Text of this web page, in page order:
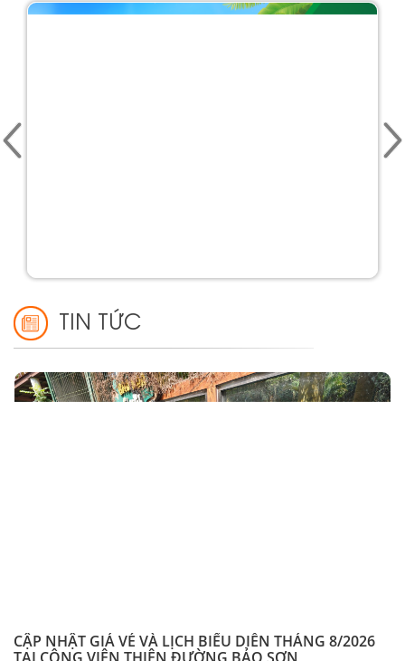
TIN TỨC
CẬP NHẬT GIÁ VÉ VÀ LỊCH BIỂU DIỄN THÁNG 8/2026